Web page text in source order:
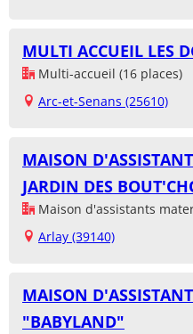
MULTI ACCUEIL LES
Multi-accueil (16 places)
Arc-et-Senans (25610)
MAISON
JARDIN DES
Maison d'assistants
Arlay (39140)
MAISON
"BABYLAND"